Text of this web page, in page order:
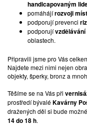
handicapovaným
pomáhájírozvoji
podporují prevenci
podporujívzdělávání
oblastech.
Připravili jsme pro Vás
Najdete mezi nimi nejen
objekty, šperky, bronz a
Těšíme se na Vás při
prostředí bývaléKavárny
dražených děl si bude
14 do 18 h.